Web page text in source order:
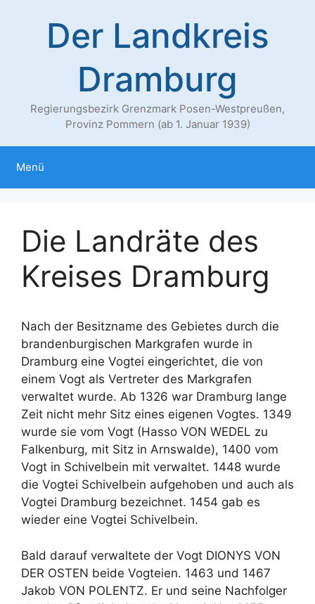
Der Landkreis
Dramburg
Regierungsbezirk Grenzmark Posen-Westpreußen,
Provinz Pommern (ab 1. Januar 1939)
Menü
Die Landräte des
Kreises Dramburg
Nach der Besitzname des Gebietes durch die
brandenburgischen Markgrafen wurde in
Dramburg eine Vogtei eingerichtet, die von
einem Vogt als Vertreter des Markgrafen
verwaltet wurde. Ab 1326 war Dramburg lange
Zeit nicht mehr Sitz eines eigenen Vogtes. 1349
wurde sie vom Vogt (Hasso VON WEDEL zu
Falkenburg, mit Sitz in Arnswalde), 1400 vom
Vogt in Schivelbein mit verwaltet. 1448 wurde
die Vogtei Schivelbein aufgehoben und auch als
Vogtei Dramburg bezeichnet. 1454 gab es
wieder eine Vogtei Schivelbein.
Bald darauf verwaltete der Vogt DIONYS VON
DER OSTEN beide Vogteien. 1463 und 1467
Jakob VON POLENTZ. Er und seine Nachfolger